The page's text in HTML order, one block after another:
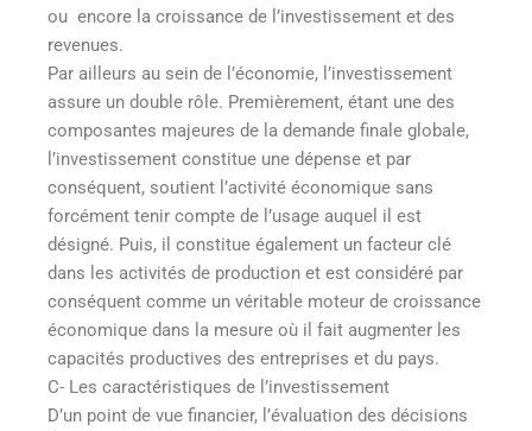
ou encore la croissance de l’investissement et des
revenues.
Par ailleurs au sein de l’économie, l’investissement
assure un double rôle. Premièrement, étant une des
composantes majeures de la demande finale globale,
l’investissement constitue une dépense et par
conséquent, soutient l’activité économique sans
forcément tenir compte de l’usage auquel il est
désigné. Puis, il constitue également un facteur clé
dans les activités de production et est considéré par
conséquent comme un véritable moteur de croissance
économique dans la mesure où il fait augmenter les
capacités productives des entreprises et du pays.
C- Les caractéristiques de l’investissement
D’un point de vue financier, l’évaluation des décisions